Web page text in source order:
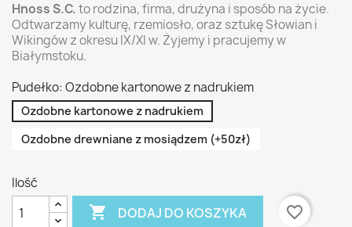
Hnoss S.C.to rodzina, firma, drużyna i sposób na życie.
Odtwarzamy kulturę, rzemiosło, oraz sztukę Słowian i
Wikingów z okresu IX/XI w. Żyjemy i pracujemy w
Białymstoku.
Pudełko: Ozdobne kartonowe z nadrukiem
Ozdobne kartonowe z nadrukiem
Ozdobne drewniane z mosiądzem (+50zł)
Ilość
 DODAJ DO KOSZYKA favorite_border